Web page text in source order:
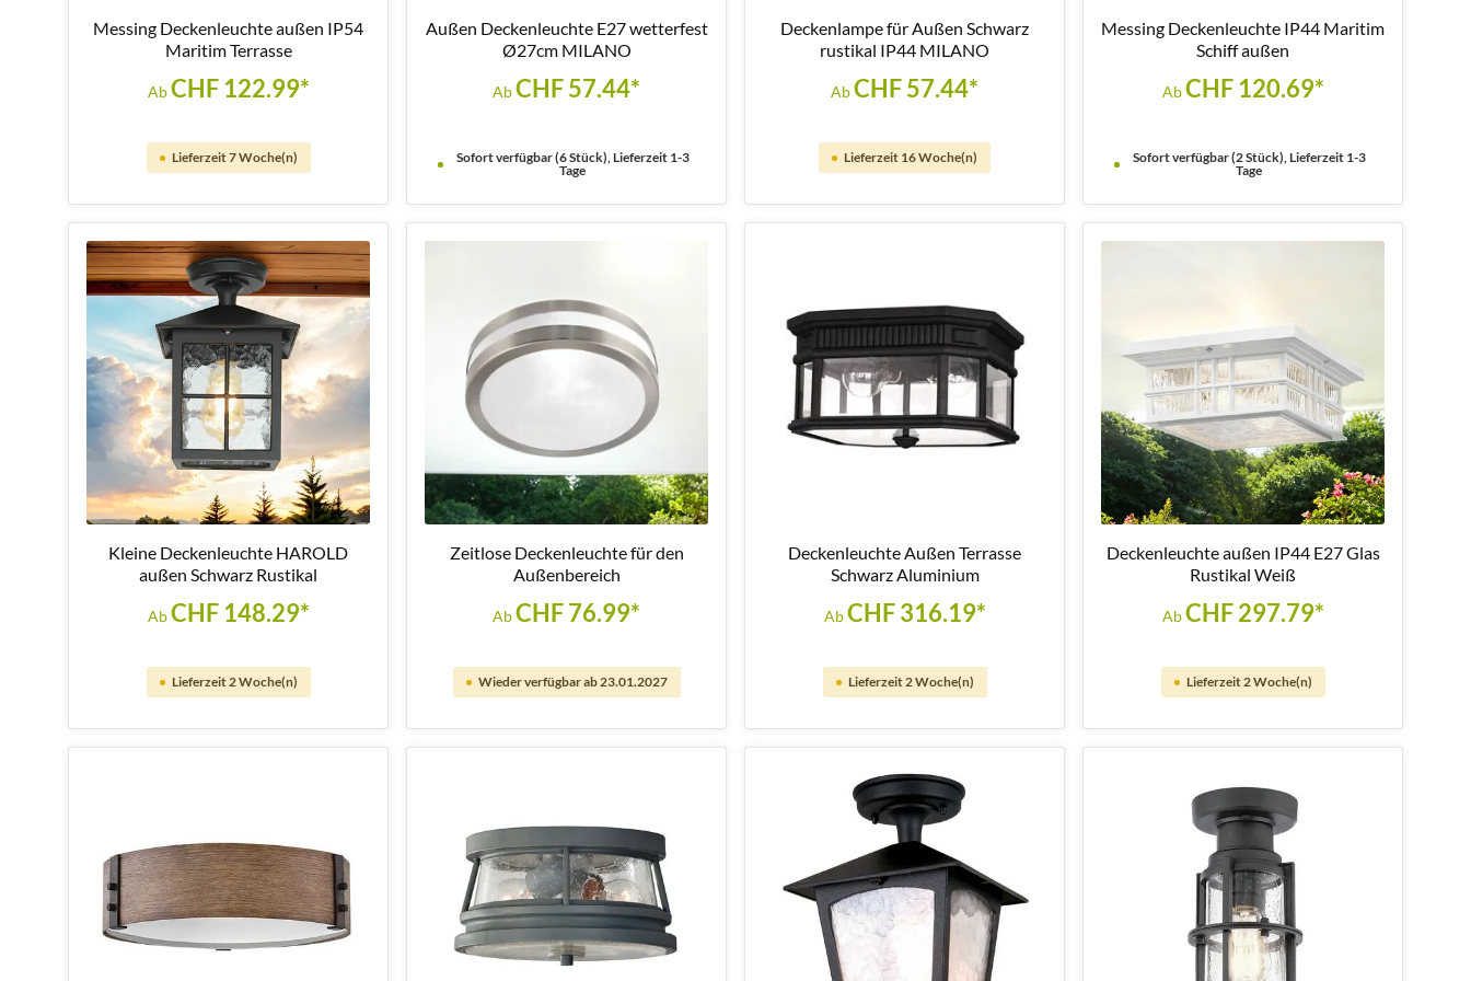
Messing Deckenleuchte außen IP54
Maritim Terrasse
AbCHF 122.99*
Lieferzeit 7 Woche(n)
Außen Deckenleuchte E27 wetterfest
Ø27cm MILANO
AbCHF 57.44*
Sofort verfügbar (6 Stück), Lieferzeit 1-3
Tage
Deckenlampe für Außen Schwarz
rustikal IP44 MILANO
AbCHF 57.44*
Lieferzeit 16 Woche(n)
Messing Deckenleuchte IP44 Maritim
Schiff außen
AbCHF 120.69*
Sofort verfügbar (2 Stück), Lieferzeit 1-3
Tage
Kleine Deckenleuchte HAROLD
außen Schwarz Rustikal
AbCHF 148.29*
Lieferzeit 2 Woche(n)
Zeitlose Deckenleuchte für den
Außenbereich
AbCHF 76.99*
Wieder verfügbar ab 23.01.2027
Deckenleuchte Außen Terrasse
Schwarz Aluminium
AbCHF 316.19*
Lieferzeit 2 Woche(n)
Deckenleuchte außen IP44 E27 Glas
Rustikal Weiß
AbCHF 297.79*
Lieferzeit 2 Woche(n)